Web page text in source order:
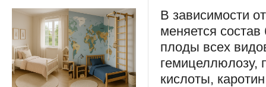
В зависимости
меняется
плоды всех
гемицеллюлозу,
кислоты,